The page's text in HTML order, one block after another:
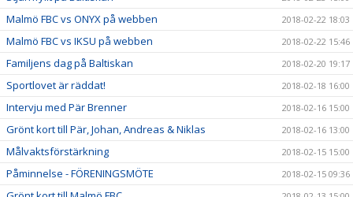
Malmö FBC vs ONYX på webben 2018-02-22 18:03
Malmö FBC vs IKSU på webben 2018-02-22 15:46
Familjens dag på Baltiskan 2018-02-20 19:17
Sportlovet är räddat! 2018-02-18 16:00
Intervju med Pär Brenner 2018-02-16 15:00
Grönt kort till Pär, Johan, Andreas & Niklas 2018-02-16 13:00
Målvaktsförstärkning 2018-02-15 15:00
Påminnelse - FÖRENINGSMÖTE 2018-02-15 09:36